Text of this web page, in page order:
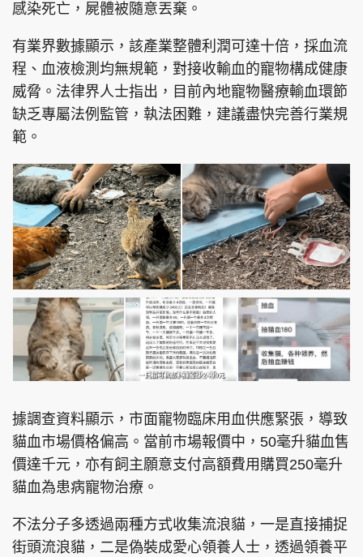
頭條日報 星島環球 The Standard
頭條搵工 EDUPLUS
關於我們
聯絡我們
隱私政策聲明
使用條款
版權及免責聲明
Copyright © 東周網 版權所有 . 不得轉載
©Eastweek.com.hk. All rights reserved.
感染死亡，屍體被隨意丟棄。
有業界數據顯示，該產業整體利潤可達十倍，採血流
程、血液檢測均無規範，對接收輸血的寵物構成健康
威脅。法律界人士指出，目前內地寵物醫療輸血環節
缺乏專屬法例監管，執法困難，建議盡快完善行業規
範。
據調查資料顯示，市面寵物臨床用血供應緊張，導致
貓血市場價格偏高。當前市場報價中，50毫升貓血售
價達千元，亦有飼主願意支付高額費用購買250毫升
貓血為患病寵物治療。
不法分子多透過兩種方式收集流浪貓，一是直接捕捉
街頭流浪貓，二是偽裝成愛心領養人士，透過領養平